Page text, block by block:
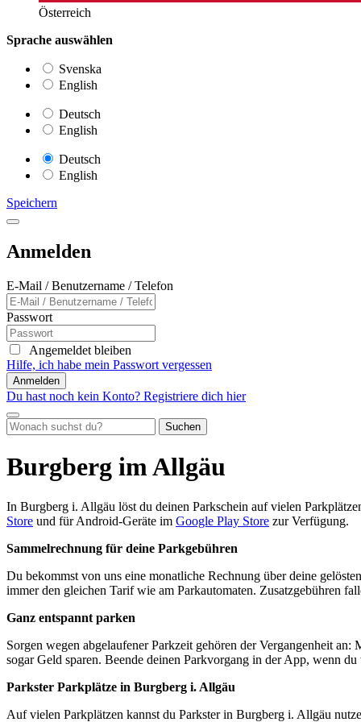
Österreich
Sprache auswählen
Svenska
English
Deutsch
English
Deutsch
English
Speichern
Anmelden
E-Mail / Benutzername / Telefon
Passwort
Angemeldet bleiben
Hilfe, ich habe mein Passwort vergessen
Anmelden
Du hast noch kein Konto? Registriere dich hier
Suchen
Burgberg im Allgäu
In Burgberg i. Allgäu löst du deinen Parkschein auf vielen
Store und für Android-Geräte im Google Play Store zur Verfügung.
Sammelrechnung für deine Parkgebühren
Du bekommst von uns eine monatliche Rechnung über deine
immer den gleichen Tarif wie am Parkautomaten. Zusatzgebühren
Ganz entspannt parken
Sorgen wegen abgelaufener Parkzeit gehören der Vergangenheit
sogar Geld sparen. Beende deinen Parkvorgang in der App, wenn
Parkster Parkplätze in Burgberg i. Allgäu
Auf vielen Parkplätzen kannst du Parkster in Burgberg i. Allgäu